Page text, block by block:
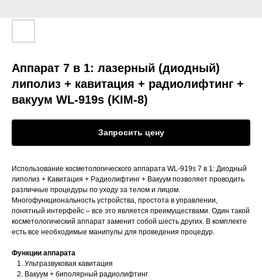
Аппарат 7 в 1: лазерный (диодный)
липолиз + кавитация + радиолифтинг +
вакуум WL-919s (KIM-8)
Запросить цену
Использование косметологического аппарата WL-919s 7 в 1: Диодный
липолиз + Кавитация + Радиолифтинг + Вакуум позволяет проводить
различные процедуры по уходу за телом и лицом.
Многофункциональность устройства, простота в управлении,
понятный интерфейс – все это является преимуществами. Один такой
косметологический аппарат заменит собой шесть других. В комплекте
есть все необходимые манипулы для проведения процедур.
Функции аппарата
Ультразвуковая кавитация
Вакуум + биполярный радиолифтинг